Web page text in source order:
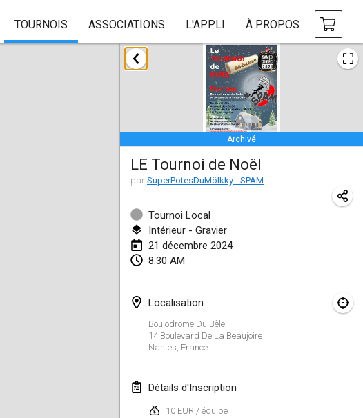
TOURNOIS ASSOCIATIONS L'APPLI À PROPOS
Archivé
LE Tournoi de Noël
par SuperPotesDuMölkky - SPAM
Tournoi Local
Intérieur - Gravier
21 décembre 2024
8:30 AM
Localisation
Boulodrome Du Bèle
14 Boulevard De La Beaujoire
Nantes France
Détails d'Inscription
10 EUR / équipe
janvier 2024
20 janv. 2024|Allemagne
Indoor Polish Open 2024 - Singles
20 janv. 2024| Pologne
Open de Boulay Triplette
20 janv. 2024
Tournoi Mixte ASPTTOM
20 janv. 2024
21 janv. 2024
SingeliDuppeli
27 janv. 2024|Finlande